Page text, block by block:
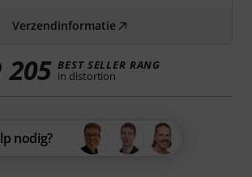
Verzendinformatie
205 BEST SELLER RANG
in distortion
nodig?